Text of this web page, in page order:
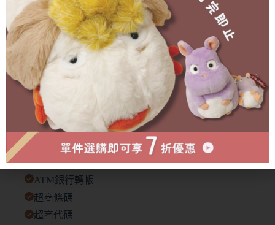
物流方式
付款方式
超商取貨付款
LINE PAY付款
ATM銀行轉帳
超商條碼
超商代碼